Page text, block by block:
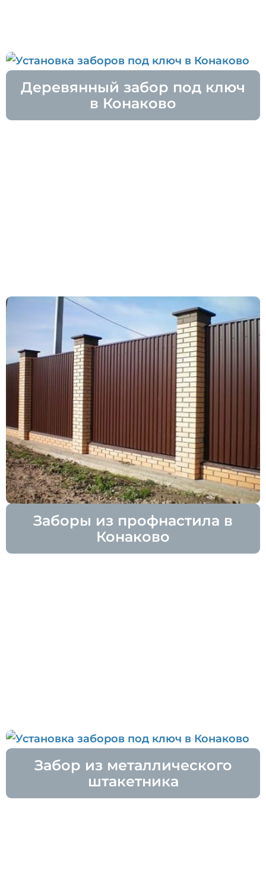
Деревянный забор под ключ
в Конаково
Заборы из профнастила в
Конаково
Забор из металлического
штакетника